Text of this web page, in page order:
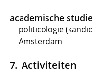
academische studie
politicologie
Amsterdam
Activiteiten